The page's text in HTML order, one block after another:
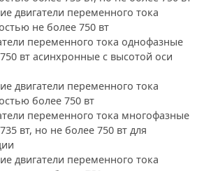
двигатели переменного тока
не более 750 вт
переменного тока однофазные
вт асинхронные с высотой оси
двигатели переменного тока
более 750 вт
переменного тока многофазные
вт, но не более 750 вт для
двигатели переменного тока